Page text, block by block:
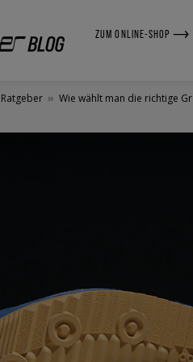
ZUM ONLINE-SHOP
Ratgeber » Wie wählt man die richtige